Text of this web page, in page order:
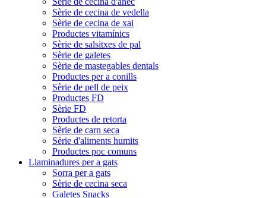
Sèrie de cecina de vedella
Sèrie de cecina de xai
Productes vitamínics
Sèrie de salsitxes de pal
Sèrie de galetes
Sèrie de mastegables dentals
Productes per a conills
Sèrie de pell de peix
Productes FD
Sèrie FD
Productes de retorta
Sèrie de carn seca
Sèrie d'aliments humits
Productes poc comuns
Llaminadures per a gats
Sorra per a gats
Sèrie de cecina seca
Galetes Snacks